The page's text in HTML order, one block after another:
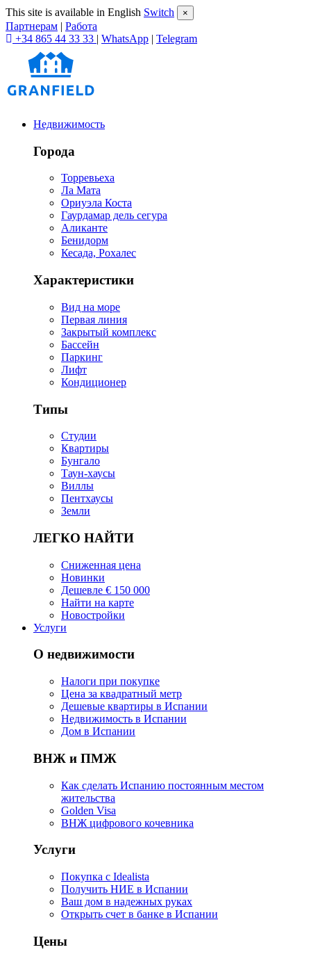
This site is available in English Switch ×
Партнерам | Работа
+34 865 44 33 33 | WhatsApp | Telegram
Недвижимость
Города
Торревьеха
Ла Мата
Ориуэла Коста
Гаурдамар дель сегура
Аликанте
Бенидорм
Кесада, Рохалес
Характеристики
Вид на море
Первая линия
Закрытый комплекс
Бассейн
Паркинг
Лифт
Кондиционер
Типы
Студии
Квартиры
Бунгало
Таун-хаусы
Виллы
Пентхаусы
Земли
ЛЕГКО НАЙТИ
Сниженная цена
Новинки
Дешевле € 150 000
Найти на карте
Новостройки
Услуги
О недвижимости
Налоги при покупке
Цена за квадратный метр
Дешевые квартиры в Испании
Hедвижимость в Испании
Дом в Испании
ВНЖ и ПМЖ
Как сделать Испанию постоянным местом
жительства
Golden Visa
ВНЖ цифрового кочевника
Услуги
Покупка с Idealista
Получить НИЕ в Испании
Ваш дом в надежных руках
Открыть счет в банке в Испании
Цены